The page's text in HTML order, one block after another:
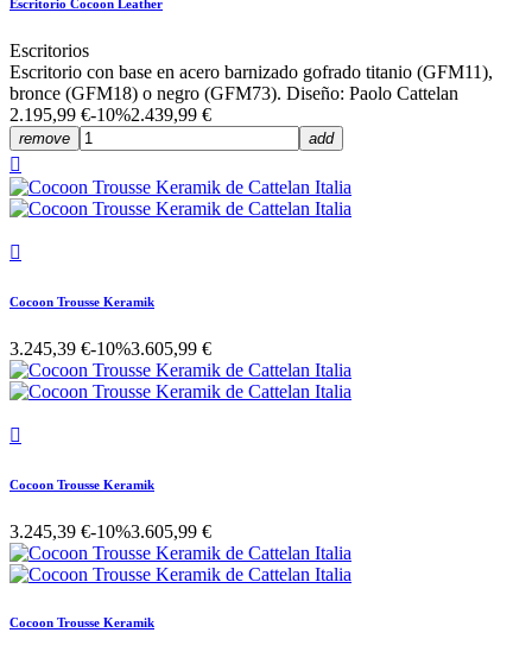
Escritorio Cocoon Leather
Escritorios
Escritorio con base en acero barnizado gofrado titanio (GFM11),
bronce (GFM18) o negro (GFM73). Diseño: Paolo Cattelan
2.195,99 €-10%2.439,99 €
remove add


Cocoon Trousse Keramik
3.245,39 €-10%3.605,99 €

Cocoon Trousse Keramik
3.245,39 €-10%3.605,99 €
Cocoon Trousse Keramik